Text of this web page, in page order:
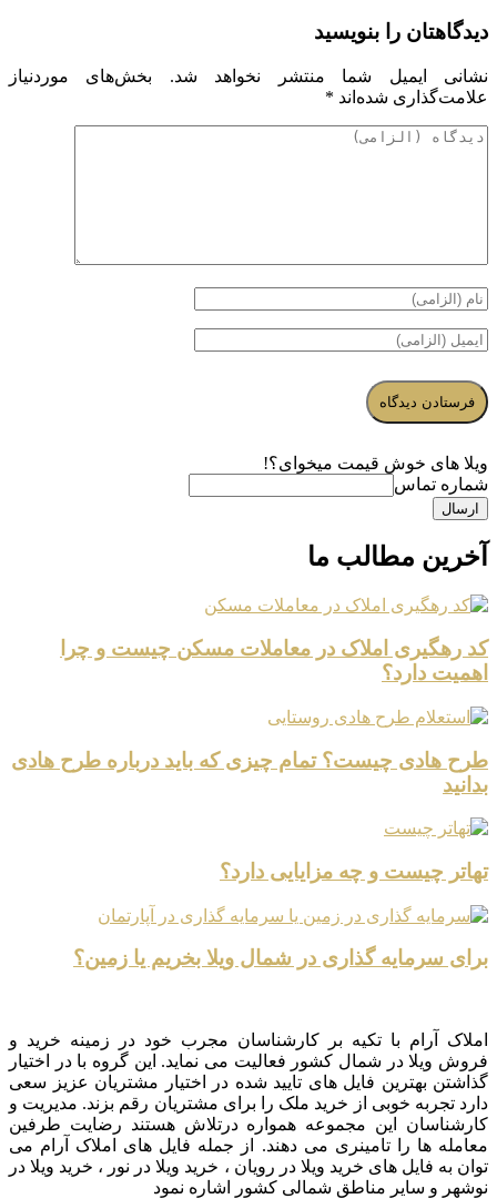
دیدگاهتان را بنویسید
نشانی ایمیل شما منتشر نخواهد شد.
بخش‌های موردنیاز
علامت‌گذاری شده‌اند *
ویلا های خوش قیمت میخوای؟!
شماره تماس
ارسال
آخرین مطالب ما
کد رهگیری املاک در معاملات مسکن چیست و چرا
اهمیت دارد؟
طرح هادی چیست؟ تمام چیزی که باید درباره طرح هادی
بدانید
تهاتر چیست و چه مزایایی دارد؟
برای سرمایه گذاری در شمال ویلا بخریم یا زمین؟
املاک آرام با تکیه بر کارشناسان مجرب خود در زمینه خرید و
فروش ویلا در شمال کشور فعالیت می نماید. این گروه با در اختیار
گذاشتن بهترین فایل های تایید شده در اختیار مشتریان عزیز سعی
دارد تجربه خوبی از خرید ملک را برای مشتریان رقم بزند. مدیریت و
کارشناسان این مجموعه همواره درتلاش هستند رضایت طرفین
معامله ها را تامینری می دهند. از جمله فایل های املاک آرام می
توان به فایل های خرید ویلا در رویان ، خرید ویلا در نور ، خرید ویلا در
نوشهر و سایر مناطق شمالی کشور اشاره نمود